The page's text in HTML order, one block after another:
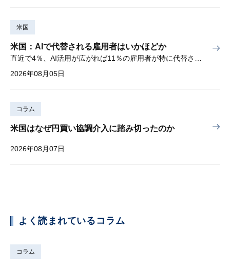
米国
米国：AIで代替される雇用者はいかほどか
直近で4％、AI活用が広がれば11％の雇用者が特に代替されやすい
2026年08月05日
コラム
米国はなぜ円買い協調介入に踏み切ったのか
2026年08月07日
よく読まれているコラム
コラム